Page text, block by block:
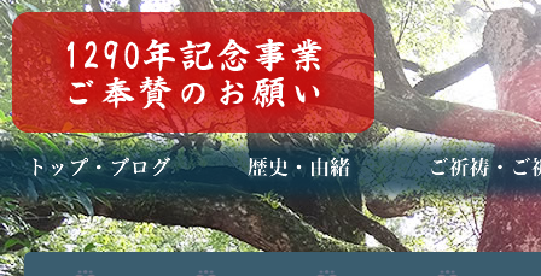
トップページ
ブログ(日々八百万)
お知らせ一覧 歴史・ご祭神
年中行事
メディア掲載 ご祈祷・ご祈
安産祈願
初宮参り
七五三詣
長寿のお祝い
神前結婚式
厄祓い・方位
車のお祓い
地鎮祭
神葬祭（神式